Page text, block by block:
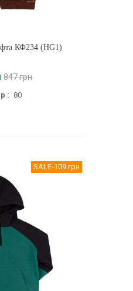
КФ234 (HG1)
847 грн
: 80
SALE-109 грн